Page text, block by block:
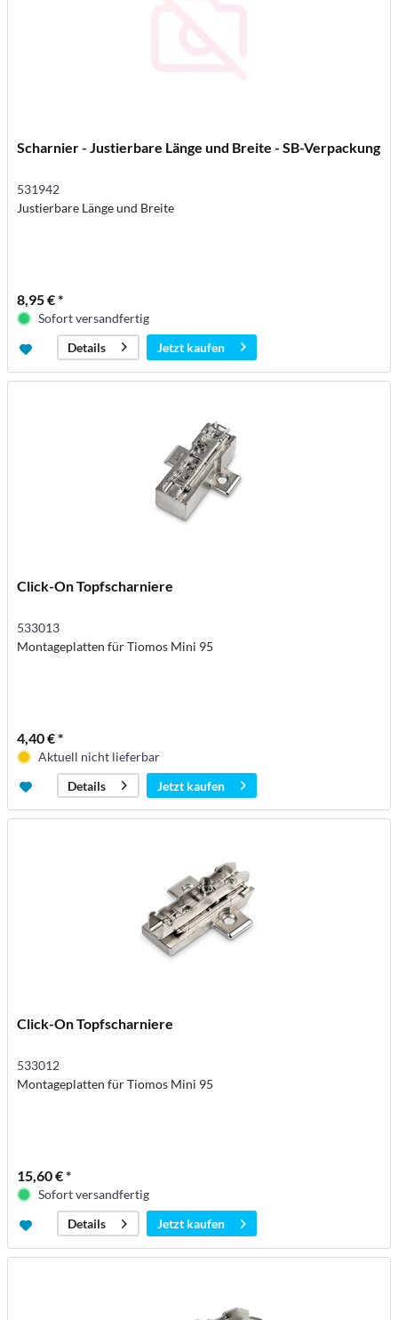
Scharnier - Justierbare Länge und Breite - SB-Verpackung
531942
Justierbare Länge und Breite
8,95 € *
Sofort versandfertig
Details
Jetzt kaufen
Click-On Topfscharniere
533013
Montageplatten für Tiomos Mini 95
4,40 € *
Aktuell nicht lieferbar
Details
Jetzt kaufen
Click-On Topfscharniere
533012
Montageplatten für Tiomos Mini 95
15,60 € *
Sofort versandfertig
Details
Jetzt kaufen